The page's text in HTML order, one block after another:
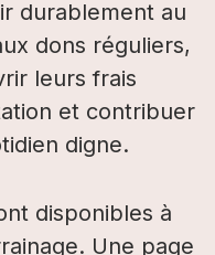
durablement au
dons réguliers,
leurs frais
et contribuer
digne.
disponibles à
Une page